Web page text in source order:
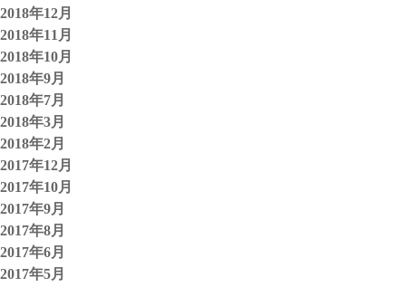
2018年12月
2018年11月
2018年10月
2018年9月
2018年7月
2018年3月
2018年2月
2017年12月
2017年10月
2017年9月
2017年8月
2017年6月
2017年5月